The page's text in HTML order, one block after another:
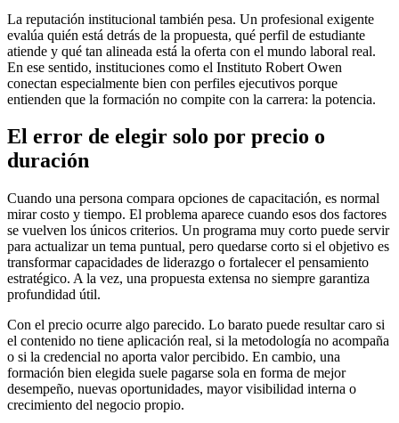
La reputación institucional también pesa. Un profesional exigente
evalúa quién está detrás de la propuesta, qué perfil de estudiante
atiende y qué tan alineada está la oferta con el mundo laboral real.
En ese sentido, instituciones como el Instituto Robert Owen
conectan especialmente bien con perfiles ejecutivos porque
entienden que la formación no compite con la carrera: la potencia.
El error de elegir solo por precio o
duración
Cuando una persona compara opciones de capacitación, es normal
mirar costo y tiempo. El problema aparece cuando esos dos factores
se vuelven los únicos criterios. Un programa muy corto puede servir
para actualizar un tema puntual, pero quedarse corto si el objetivo es
transformar capacidades de liderazgo o fortalecer el pensamiento
estratégico. A la vez, una propuesta extensa no siempre garantiza
profundidad útil.
Con el precio ocurre algo parecido. Lo barato puede resultar caro si
el contenido no tiene aplicación real, si la metodología no acompaña
o si la credencial no aporta valor percibido. En cambio, una
formación bien elegida suele pagarse sola en forma de mejor
desempeño, nuevas oportunidades, mayor visibilidad interna o
crecimiento del negocio propio.